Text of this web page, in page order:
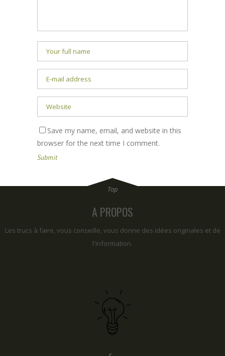
Save my name, email, and website in this
browser for the next time I comment.
A PROPOS
Les trucs à faire, vous conseille, vous donne des idées originales et de
l'information.